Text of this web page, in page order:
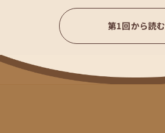
第1回から読む